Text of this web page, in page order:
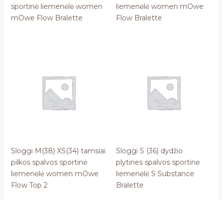
sportinė liemenėlė women
mOwe Flow Bralette
liemenėlė women mOwe
Flow Bralette
Sloggi M(38) XS(34) tamsiai
pilkos spalvos sportinė
liemenėlė women mOwe
Flow Top 2
Sloggi S (36) dydžio
plytines spalvos sportinė
liemenėlė S Substance
Bralette